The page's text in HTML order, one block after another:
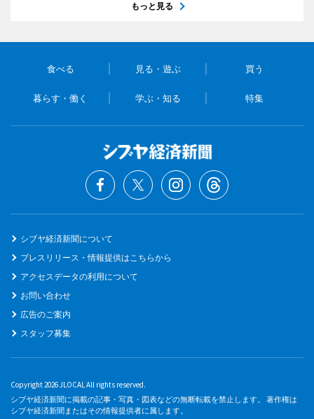
もっと見る
食べる 見る・遊ぶ 買う
暮らす・働く 学ぶ・知る 特集
シブヤ経済新聞について
プレスリリース・情報提供はこちらから
アクセスデータの利用について
お問い合わせ
広告のご案内
スタッフ募集
Copyright 2026 JLOCAL All rights reserved.
シブヤ経済新聞に掲載の記事・写真・図表などの無断転載を禁止します。 著作権は
シブヤ経済新聞またはその情報提供者に属します。